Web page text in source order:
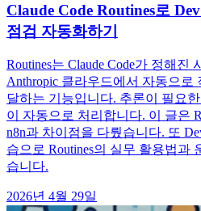
Claude Code Routines로
점검 자동화하기
Routines는 Claude Code가 정해진
Anthropic 클라우드에서 자동으로
달하는 기능입니다. 추론이 필요
이 자동으로 처리합니다. 이 글은
n8n과 차이점을 다뤘습니다. 또
습으로 Routines의 실무 활용법과
습니다.
2026년 4월 29일